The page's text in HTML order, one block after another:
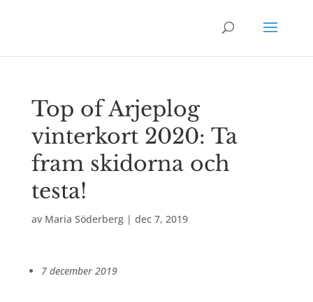
Top of Arjeplog
vinterkort 2020: Ta
fram skidorna och
testa!
av Maria Söderberg| dec 7, 2019
7 december 2019